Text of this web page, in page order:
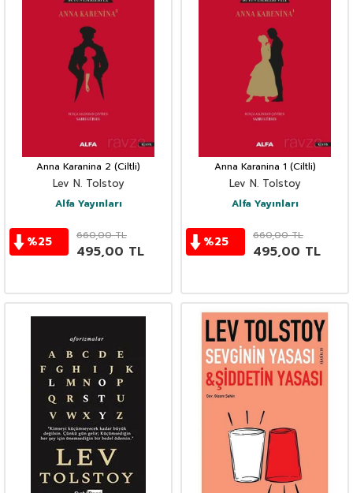
Anna Karanina 2 (Ciltli)
Lev N. Tolstoy
Alfa Yayınları
%25 660,00TL
495,00 TL
Anna Karanina 1 (Ciltli)
Lev N. Tolstoy
Alfa Yayınları
%25 660,00TL
495,00 TL